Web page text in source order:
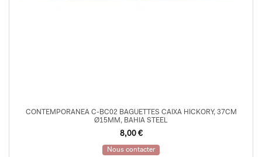
CONTEMPORANEA C-BC02 BAGUETTES CAIXA HICKORY, 37CM
Ø15MM, BAHIA STEEL
8,00 €
Nous contacter